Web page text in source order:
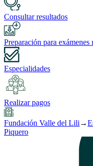
Consultar resultados
Preparación para exámenes
Especialidades
Realizar pagos
Fundación Valle del Lili →
Piquero